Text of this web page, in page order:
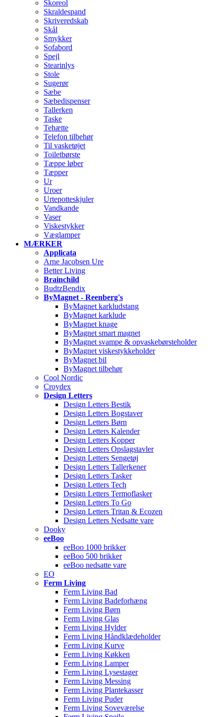
Skoreol
Skraldespand
Skriveredskab
Skål
Smykker
Sofabord
Spejl
Stearinlys
Stole
Sugerør
Sæbe
Sæbedispenser
Tallerken
Taske
Tehætte
Telefon tilbehør
Til vasketøjet
Toiletbørste
Tæppe løber
Tæpper
Ur
Uroer
Urtepotteskjuler
Vandkande
Vaser
Viskestykker
Væglamper
MÆRKER
Applicata
Arne Jacobsen Ure
Better Living
Brainchild
BudtzBendix
ByMagnet - Reenberg's
ByMagnet karkludstang
ByMagnet karklude
ByMagnet knage
ByMagnet smart magnet
ByMagnet svampe & opvaskebørsteholder
ByMagnet viskestykkeholder
ByMagnet bil
ByMagnet tilbehør
Cool Nordic
Croydex
Design Letters
Design Letters Bestik
Design Letters Bogstaver
Design Letters Børn
Design Letters Kalender
Design Letters Kopper
Design Letters Opslagstavler
Design Letters Sengetøj
Design Letters Tallerkener
Design Letters Tasker
Design Letters Tech
Design Letters Termoflasker
Design Letters To Go
Design Letters Tritan & Ecozen
Design Letters Nedsatte vare
Dooky
eeBoo
eeBoo 1000 brikker
eeBoo 500 brikker
eeBoo nedsatte vare
EO
Ferm Living
Ferm Living Bad
Ferm Living Badeforhæng
Ferm Living Børn
Ferm Living Glas
Ferm Living Hylder
Ferm Living Håndklædeholder
Ferm Living Kurve
Ferm Living Køkken
Ferm Living Lamper
Ferm Living Lysestager
Ferm Living Messing
Ferm Living Plantekasser
Ferm Living Puder
Ferm Living Soveværelse